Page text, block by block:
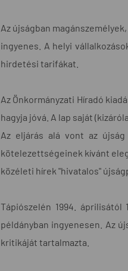
Az újságban
ingyenes. A helyi
hirdetési tarifákat.
Az Önkormányzati Híradó
hagyja jóvá. A lap saját
Az eljárás alá vont az újság
kötelezettségeinek kívánt
közéleti hírek "hivatalos"
Tápiószelén 1994.
példányban ingyenesen. Az
kritikáját tartalmazta.